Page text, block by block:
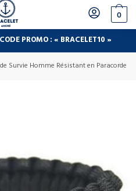
0
PROMO : « BRACELET10 »
Survie Homme Résistant en Paracorde